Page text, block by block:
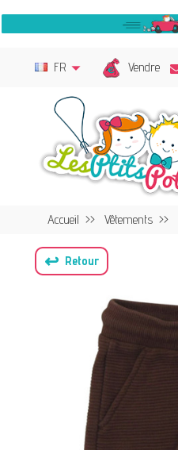
FR Vendre
Accueil Vêtements
↩ Retour